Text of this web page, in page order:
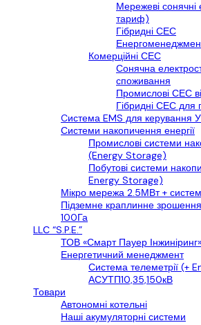
Мережеві сонячні
тариф)
Гібридні СЕС
Комерційні СЕС
Сонячна
споживання
Промислові СЕС
Гібридні СЕС для
Cистема EMS для керування
Системи накопичення енергії
Промислові системи
(Energy Storage)
Побутові системи
Energy Storage)
Мікро мережа 2.5МВт +
Підземне краплинне зрошення
100Га
LLС “S.P.E.”
ТОВ «Смарт Пауер Інжиніринг»
Енергетичний менеджмент
Система телеметрії (+
АСУТП10,35,150кВ
Товари
Автономні котельні
Наші акумуляторні системи